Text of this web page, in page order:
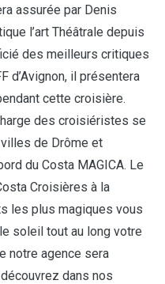
assurée par Denis
l’art Théâtrale depuis
des meilleurs critiques
d’Avignon, il présentera
cette croisière.
des croisiéristes se
de Drôme et
du Costa MAGICA. Le
Croisières à la
les plus magiques vous
soleil tout au long votre
notre agence sera
dans nos